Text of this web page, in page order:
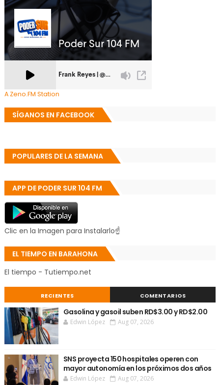
A Zeno.FM Station
SÍGANOS EN FACEBOOK
POPULARES DE LA SEMANA
APP DE PODER SUR 104 FM
Clic en la Imagen para Instalarlo☝
EL TIEMPO EN BARAHONA
El tiempo - Tutiempo.net
RECIENTES COMENTARIOS
Gasolina y gasoil suben RD$3.00 y RD$2.00
Edwin López Aug 07, 2026
SNS proyecta 150 hospitales operen con
mayor autonomía en los próximos dos años
Edwin López Aug 07, 2026